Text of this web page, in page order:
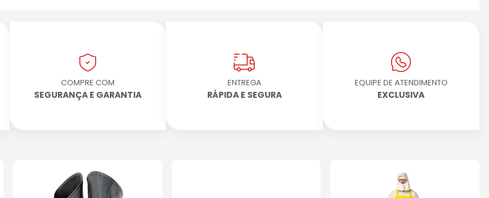
COMPRE COM
SEGURANÇA E GARANTIA
ENTREGA
RÁPIDA E SEGURA
EQUIPE DE ATENDIMENTO
EXCLUSIVA